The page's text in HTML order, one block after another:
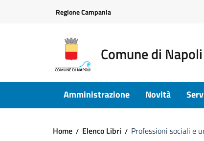
Regione Campania
Comune di Napoli
Amministrazione Novità
Home Elenco Libri Professioni sociali e